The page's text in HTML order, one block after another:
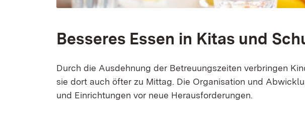
Besseres Essen in Kitas und
Durch die Ausdehnung der Betreuungszeiten verbringen
sie dort auch öfter zu Mittag. Die Organisation und
und Einrichtungen vor neue Herausforderungen.